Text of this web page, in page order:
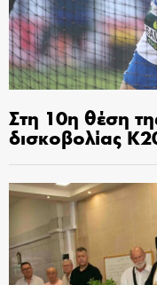
Στη 10η θέση
δισκοβολίας